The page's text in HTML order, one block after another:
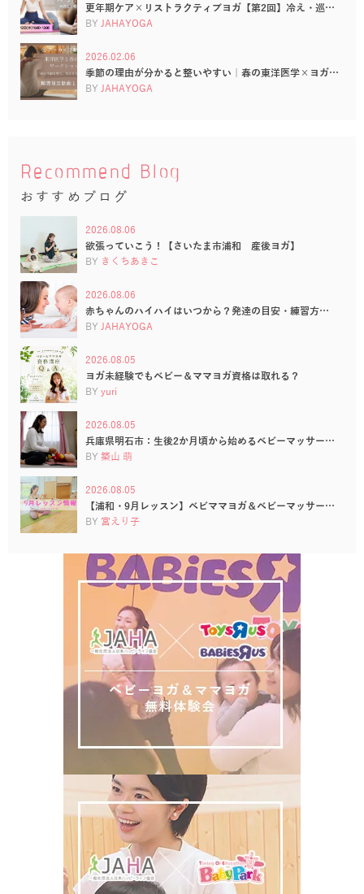
更年期ケア×リストラクティブヨガ【第2回】冷え・巡…
BY JAHAYOGA
2026.02.06
季節の理由が分かると整いやすい｜春の東洋医学×ヨガ…
BY JAHAYOGA
Recommend Blog
おすすめブログ
2026.08.06
欲張っていこう！【さいたま市浦和 産後ヨガ】
BY きくちあきこ
2026.08.06
赤ちゃんのハイハイはいつから？発達の目安・練習方…
BY JAHAYOGA
2026.08.05
ヨガ未経験でもベビー＆ママヨガ資格は取れる？
BY yuri
2026.08.05
兵庫県明石市：生後2か月頃から始めるベビーマッサー…
BY 築山 萌
2026.08.05
【浦和・9月レッスン】ベビママヨガ＆ベビーマッサー…
BY 宮えり子